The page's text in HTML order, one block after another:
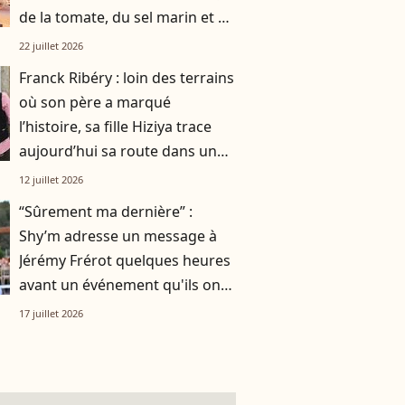
de la tomate, du sel marin et un
smoothie"
22 juillet 2026
Franck Ribéry : loin des terrains
où son père a marqué
l’histoire, sa fille Hiziya trace
aujourd’hui sa route dans un
tout autre univers
12 juillet 2026
“Sûrement ma dernière” :
Shy’m adresse un message à
Jérémy Frérot quelques heures
avant un événement qu'ils ont
vécu ensemble
17 juillet 2026